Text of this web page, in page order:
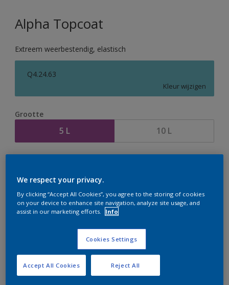
Alpha Topcoat
Extreem weerbestendig, elastisch
Q4.24.63
Kleur wijzigen
Grootte
5 L 10 L
Op dit moment is het niet mogelijk dit product online
te bestellen. Houd de website in de gaten, we werken
er hard aan om de voorraad aan te vullen.
We respect your privacy.
By clicking “Accept All Cookies”, you agree to the storing of cookies
on your device to enhance site navigation, analyze site usage, and
assist in our marketing efforts.
Info
Cookies Settings
Reject All
Accept All Cookies